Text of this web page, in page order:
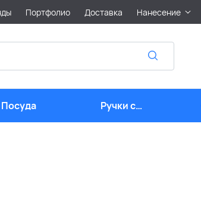
Портфолио Доставка Нанесение
Посуда
Ручки с
логотипом